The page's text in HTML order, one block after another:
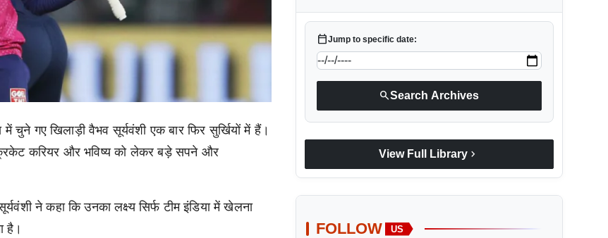
गए खिलाड़ी वैभव सूर्यवंशी एक बार फिर सुर्खियों में हैं।
करियर और भविष्य को लेकर बड़े सपने और
ने कहा कि उनका लक्ष्य सिर्फ टीम इंडिया में खेलना
है।
calendar_todayJump to specific date:
searchSearch Archives
View Full Library chevron_right
FOLLOW US